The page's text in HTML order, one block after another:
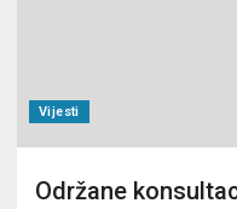
Vijesti
Održane